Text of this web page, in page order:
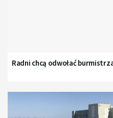
Radni chcą odwołać